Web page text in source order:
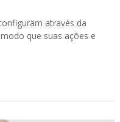
através da
que suas ações e